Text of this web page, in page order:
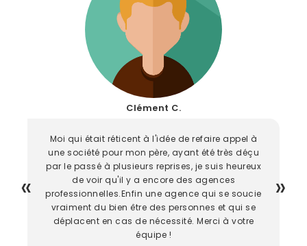
Clément C.
Moi qui était réticent à l'idée de refaire appel à
une société pour mon père, ayant été très déçu
par le passé à plusieurs reprises, je suis heureux
de voir qu'il y a encore des agences
professionnelles.Enfin une agence qui se soucie
vraiment du bien être des personnes et qui se
déplacent en cas de nécessité. Merci à votre
équipe !